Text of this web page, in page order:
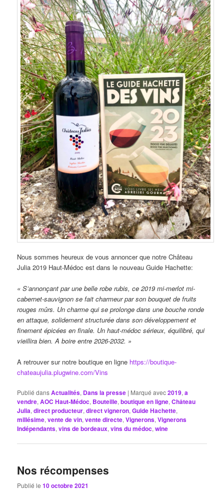
Nous sommes heureux de vous annoncer que notre Château
Julia 2019 Haut-Médoc est dans le nouveau Guide Hachette:
« S’annonçant par une belle robe rubis, ce 2019 mi-merlot mi-
cabernet-sauvignon se fait charmeur par son bouquet de fruits
rouges mûrs. Un charme qui se prolonge dans une bouche ronde
en attaque, solidement structurée dans son développement et
finement épicées en finale. Un haut-médoc sérieux, équilibré, qui
vieillira bien. A boire entre 2026-2032. »
A retrouver sur notre boutique en ligne https://boutique-
chateaujulia.plugwine.com/Vins
Publié dansActualités, Dans la presse | Marqué avec2019,a
vendre,AOC Haut-Médoc, Bouteille,boutique en ligne,Château
Julia,direct producteur,direct vigneron,Guide Hachette,
millésime,vente de vin,vente directe,Vignerons,Vignerons
Indépendants,vins de bordeaux,vins du médoc,wine
Nos récompenses
Publié le10 octobre 2021